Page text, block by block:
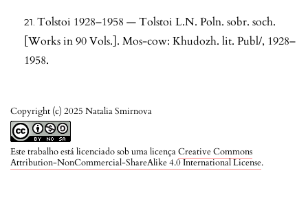
Copyright (c) 2025 Natalia Smirnova
Este trabalho está licenciado sob uma licençaCreative Commons
Attribution-NonCommercial-ShareAlike 4.0 International License.
Tolstoi 1928–1958 — Tolstoi L.N. Poln. sobr. soch.
[Works in 90 Vols.]. Mos-cow: Khudozh. lit. Publ/, 1928–
1958.